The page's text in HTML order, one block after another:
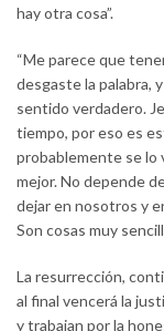
hay otra cosa”.
“Me parece que
desgaste la palabra,
sentido verdadero.
tiempo, por eso es
probablemente se lo
mejor. No depende
dejar en nosotros y
Son cosas muy
La resurrección,
al final vencerá la
y trabajan por la